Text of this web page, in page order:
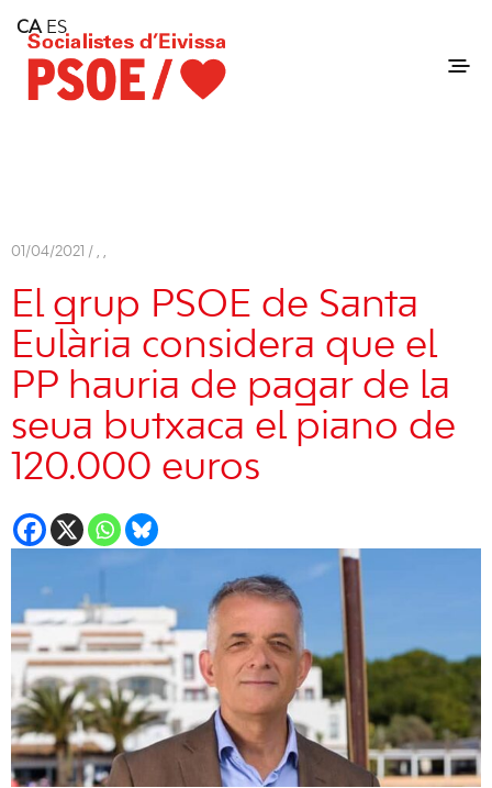
Consell Insular d'Eivissa
Services
Contact
01/04/2021 / , ,
El grup PSOE de Santa
Eulària considera que el
PP hauria de pagar de la
seua butxaca el piano de
120.000 euros
CA ES